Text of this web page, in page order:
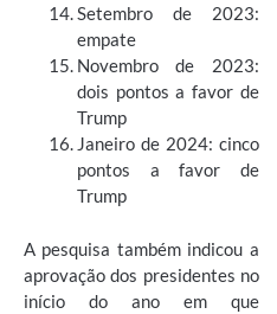
Setembro de 2023:
empate
Novembro de 2023:
dois pontos a favor de
Trump
Janeiro de 2024: cinco
pontos a favor de
Trump
A pesquisa também indicou a
aprovação dos presidentes no
início do ano em que